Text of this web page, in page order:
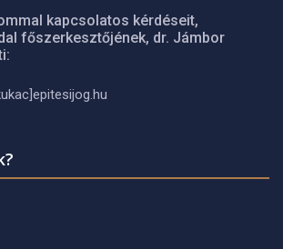
kapcsolatos kérdéseit,
főszerkesztőjének, dr. Jámbor